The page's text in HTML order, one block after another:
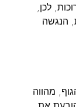
לכן,
הנגשה
מהווה